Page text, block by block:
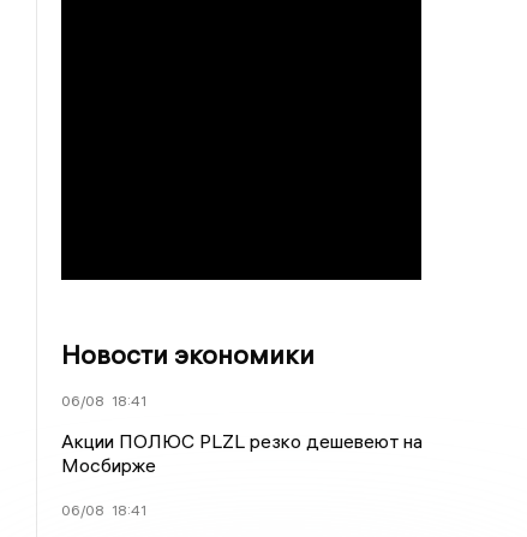
Новости экономики
06/08 18:41
Акции ПОЛЮС PLZL резко дешевеют на
Мосбирже
06/08 18:41